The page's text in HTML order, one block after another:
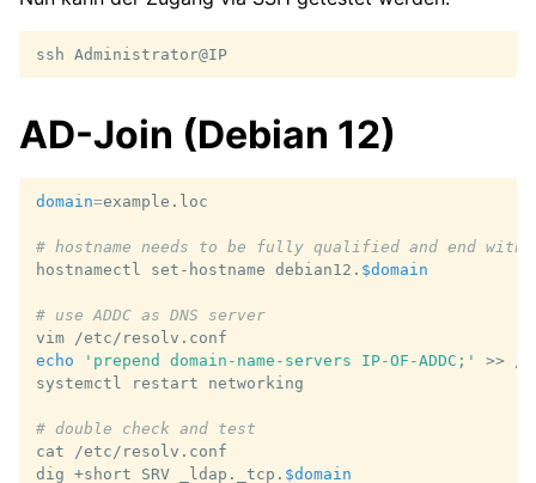
ssh
AD-Join (Debian 12)
domain=example.loc
# hostname needs to be fully qualified and end with
hostnamectl
set-hostname debian12. $domain
# use ADDC as DNS server
vim
echo
'prepend domain-name-servers IP-OF-ADDC;' >>
systemctl
restart networking
# double check and test
cat
/etc/resolv.conf
dig +short SRV _ldap._tcp. $domain